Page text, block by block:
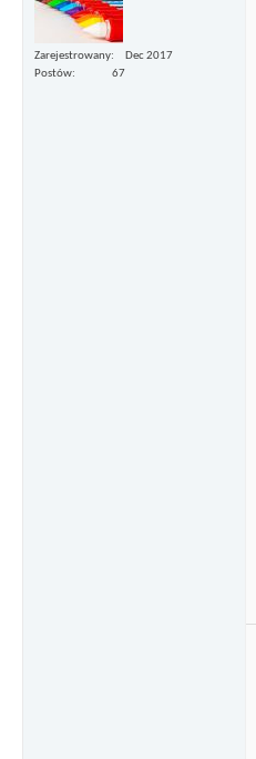
Zarejestrowany
Dec 2017
Postów
67